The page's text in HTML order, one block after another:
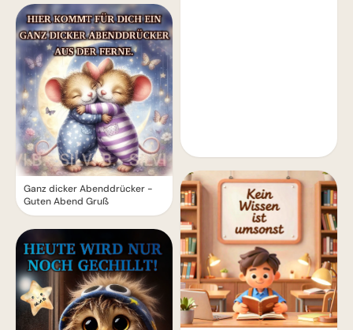
Ganz dicker Abenddrücker -
Guten Abend Gruß